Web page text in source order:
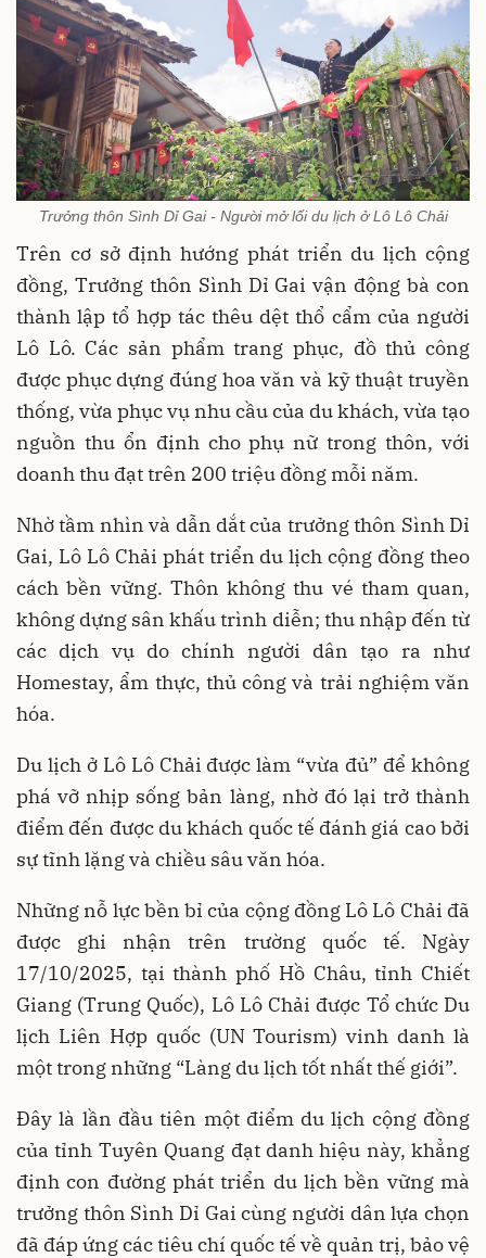
Trưởng thôn Sình Dỉ Gai - Người mở lối du lịch ở Lô Lô Chải
Trên cơ sở định hướng phát triển du lịch cộng
đồng, Trưởng thôn Sình Dỉ Gai vận động bà con
thành lập tổ hợp tác thêu dệt thổ cẩm của người
Lô Lô. Các sản phẩm trang phục, đồ thủ công
được phục dựng đúng hoa văn và kỹ thuật truyền
thống, vừa phục vụ nhu cầu của du khách, vừa tạo
nguồn thu ổn định cho phụ nữ trong thôn, với
doanh thu đạt trên 200 triệu đồng mỗi năm.
Nhờ tầm nhìn và dẫn dắt của trưởng thôn Sình Dỉ
Gai, Lô Lô Chải phát triển du lịch cộng đồng theo
cách bền vững. Thôn không thu vé tham quan,
không dựng sân khấu trình diễn; thu nhập đến từ
các dịch vụ do chính người dân tạo ra như
Homestay, ẩm thực, thủ công và trải nghiệm văn
hóa.
Du lịch ở Lô Lô Chải được làm “vừa đủ” để không
phá vỡ nhịp sống bản làng, nhờ đó lại trở thành
điểm đến được du khách quốc tế đánh giá cao bởi
sự tĩnh lặng và chiều sâu văn hóa.
Những nỗ lực bền bỉ của cộng đồng Lô Lô Chải đã
được ghi nhận trên trường quốc tế. Ngày
17/10/2025, tại thành phố Hồ Châu, tỉnh Chiết
Giang (Trung Quốc), Lô Lô Chải được Tổ chức Du
lịch Liên Hợp quốc (UN Tourism) vinh danh là
một trong những “Làng du lịch tốt nhất thế giới”.
Đây là lần đầu tiên một điểm du lịch cộng đồng
của tỉnh Tuyên Quang đạt danh hiệu này, khẳng
định con đường phát triển du lịch bền vững mà
trưởng thôn Sình Dỉ Gai cùng người dân lựa chọn
đã đáp ứng các tiêu chí quốc tế về quản trị, bảo vệ